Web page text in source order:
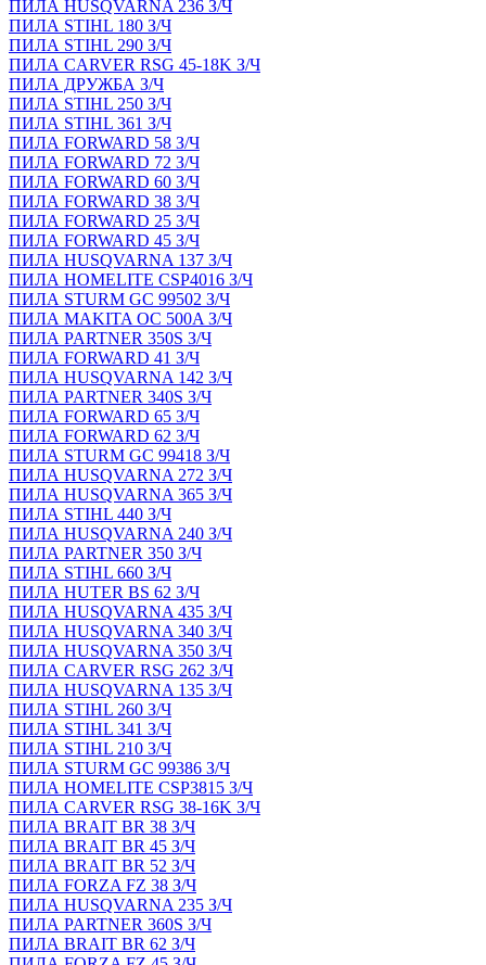
ПИЛА HUSQVARNA 236 З/Ч
ПИЛА STIHL 180 З/Ч
ПИЛА STIHL 290 З/Ч
ПИЛА CARVER RSG 45-18K З/Ч
ПИЛА ДРУЖБА З/Ч
ПИЛА STIHL 250 З/Ч
ПИЛА STIHL 361 З/Ч
ПИЛА FORWARD 58 З/Ч
ПИЛА FORWARD 72 З/Ч
ПИЛА FORWARD 60 З/Ч
ПИЛА FORWARD 38 З/Ч
ПИЛА FORWARD 25 З/Ч
ПИЛА FORWARD 45 З/Ч
ПИЛА HUSQVARNA 137 З/Ч
ПИЛА HOMELITE CSP4016 З/Ч
ПИЛА STURM GC 99502 З/Ч
ПИЛА MAKITA OC 500A З/Ч
ПИЛА PARTNER 350S З/Ч
ПИЛА FORWARD 41 З/Ч
ПИЛА HUSQVARNA 142 З/Ч
ПИЛА PARTNER 340S З/Ч
ПИЛА FORWARD 65 З/Ч
ПИЛА FORWARD 62 З/Ч
ПИЛА STURM GC 99418 З/Ч
ПИЛА HUSQVARNA 272 З/Ч
ПИЛА HUSQVARNA 365 З/Ч
ПИЛА STIHL 440 З/Ч
ПИЛА HUSQVARNA 240 З/Ч
ПИЛА PARTNER 350 З/Ч
ПИЛА STIHL 660 З/Ч
ПИЛА HUTER BS 62 З/Ч
ПИЛА HUSQVARNA 435 З/Ч
ПИЛА HUSQVARNA 340 З/Ч
ПИЛА HUSQVARNA 350 З/Ч
ПИЛА CARVER RSG 262 З/Ч
ПИЛА HUSQVARNA 135 З/Ч
ПИЛА STIHL 260 З/Ч
ПИЛА STIHL 341 З/Ч
ПИЛА STIHL 210 З/Ч
ПИЛА STURM GC 99386 З/Ч
ПИЛА HOMELITE CSP3815 З/Ч
ПИЛА CARVER RSG 38-16K З/Ч
ПИЛА BRAIT BR 38 З/Ч
ПИЛА BRAIT BR 45 З/Ч
ПИЛА BRAIT BR 52 З/Ч
ПИЛА FORZA FZ 38 З/Ч
ПИЛА HUSQVARNA 235 З/Ч
ПИЛА PARTNER 360S З/Ч
ПИЛА BRAIT BR 62 З/Ч